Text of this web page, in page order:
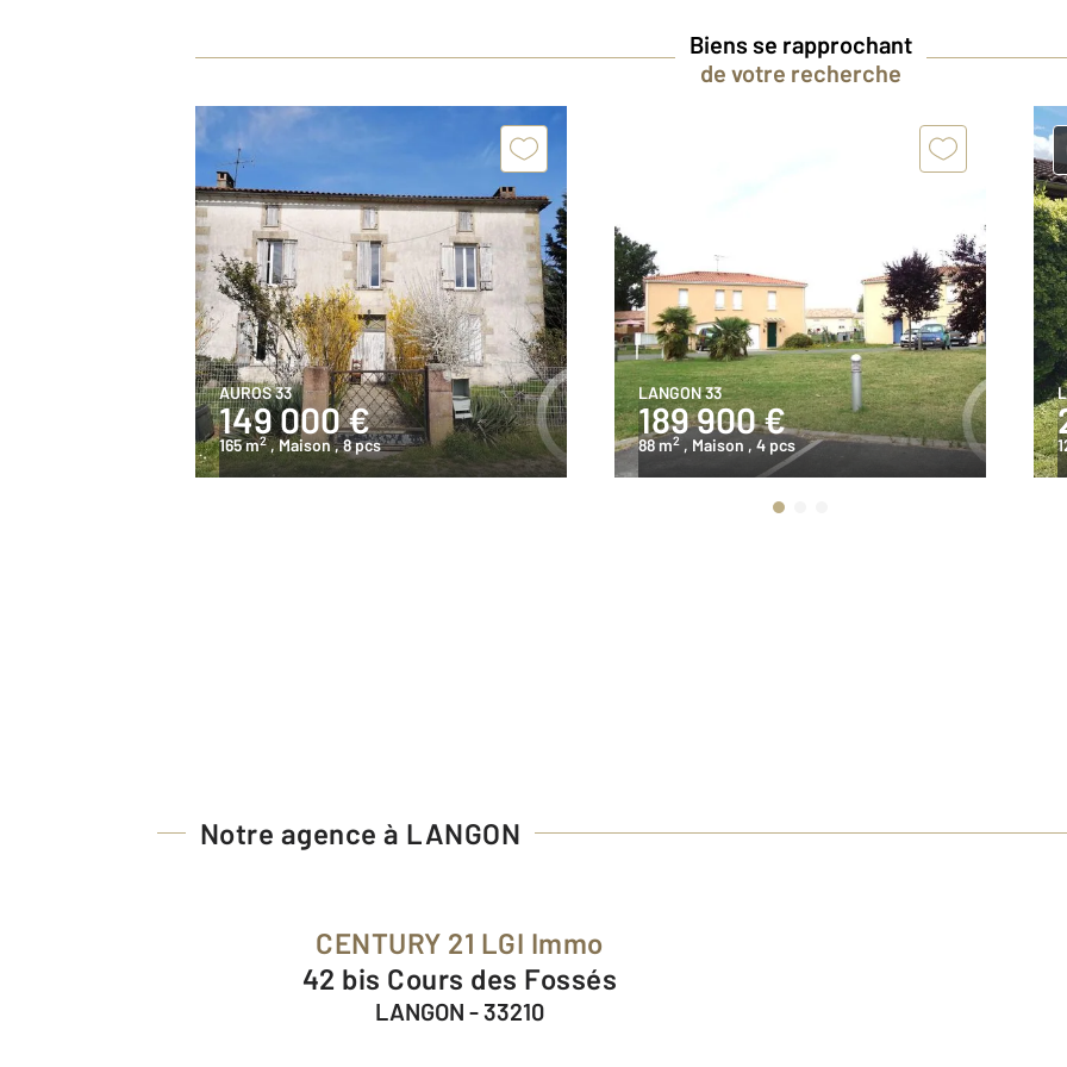
Biens se rapprochant
de votre recherche
AUROS 33
149 000 €
165 m2 , Maison, 8 pcs
LANGON 33
189 900 €
88 m2 , Maison , 4 pcs
Notre agence à LANGON
CENTURY 21 LGI Immo
42 bis Cours des Fossés
LANGON - 33210